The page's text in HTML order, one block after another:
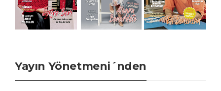
Yayın Yönetmeni´nden